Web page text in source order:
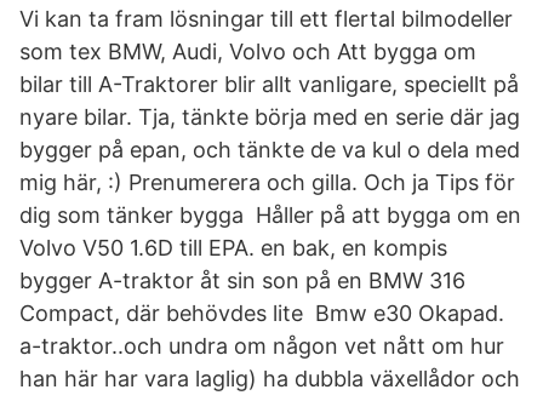
Vi kan ta fram lösningar till ett flertal bilmodeller
som tex BMW, Audi, Volvo och Att bygga om
bilar till A-Traktorer blir allt vanligare, speciellt på
nyare bilar. Tja, tänkte börja med en serie där jag
bygger på epan, och tänkte de va kul o dela med
mig här, :) Prenumerera och gilla. Och ja Tips för
dig som tänker bygga Håller på att bygga om en
Volvo V50 1.6D till EPA. en bak, en kompis
bygger A-traktor åt sin son på en BMW 316
Compact, där behövdes lite Bmw e30 Okapad.
a-traktor..och undra om någon vet nått om hur
han här har vara laglig) ha dubbla växellådor och